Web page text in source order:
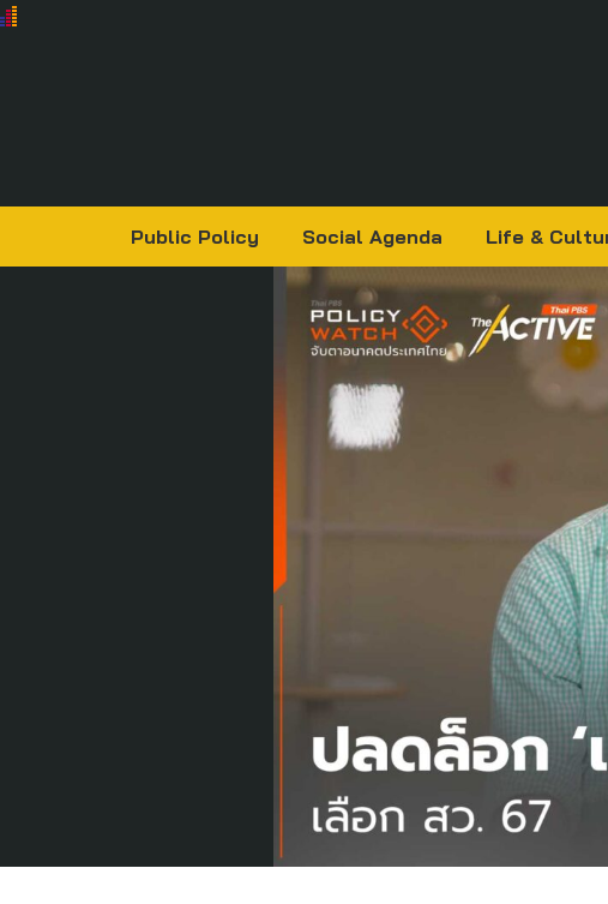
Public Policy Social Agenda Life &